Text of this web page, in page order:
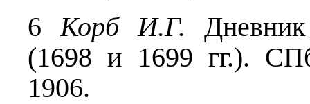
6 Корб И.Г.
(1698 и 1699 гг.).
1906.